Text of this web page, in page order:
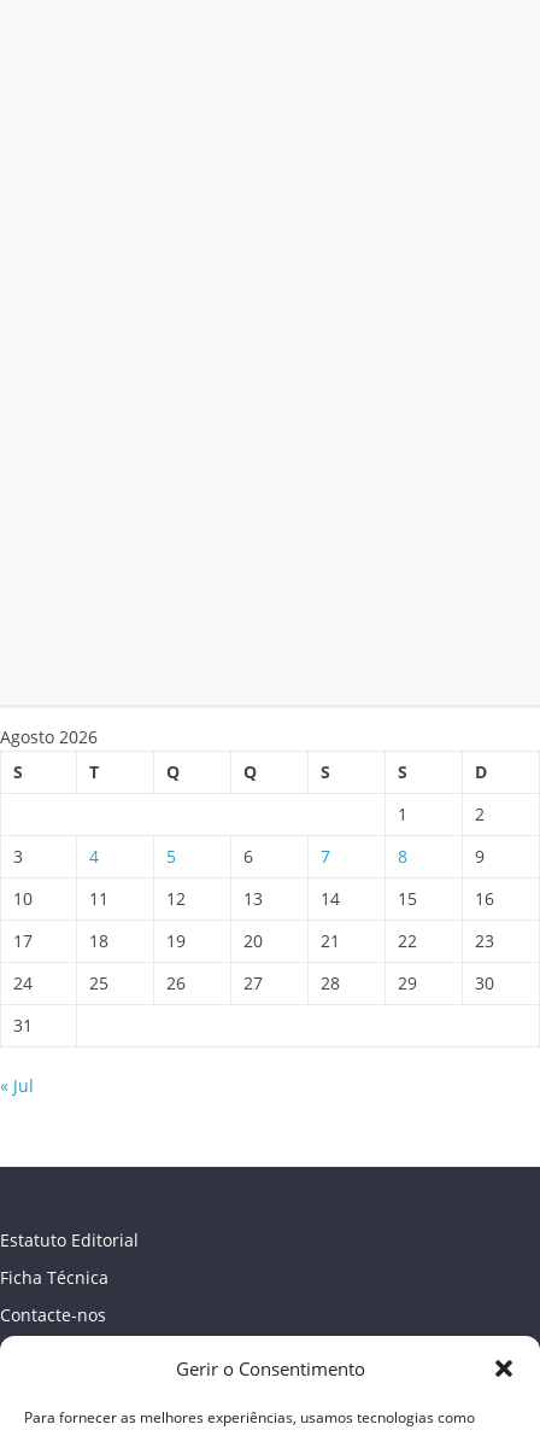
Gerir o Consentimento
Para fornecer as melhores experiências, usamos tecnologias como
Agosto 2026
S
T Q Q S S
D
1
2
3
4 5 6 7 8
9
10
11 12 13 14 15
16
17
18 19 20 21 22
23
24
25 26 27 28 29
30
31
« Jul
Estatuto Editorial
Ficha Técnica
Contacte-nos
Newsletter